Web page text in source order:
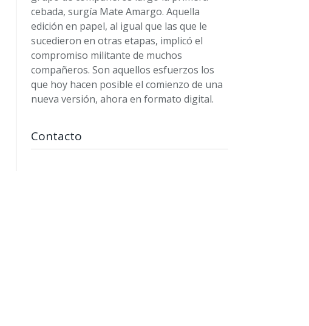
cebada, surgía Mate Amargo. Aquella
edición en papel, al igual que las que le
sucedieron en otras etapas, implicó el
compromiso militante de muchos
compañeros. Son aquellos esfuerzos los
que hoy hacen posible el comienzo de una
nueva versión, ahora en formato digital.
Contacto